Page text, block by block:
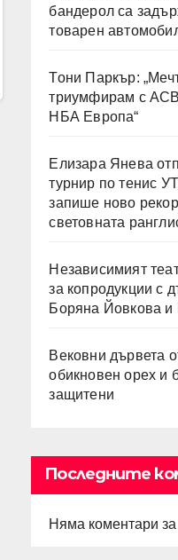
бандерол са
товарен
Тони Паркър:
триумфирам с
НБА Европа“
Елизара Янева
турнир по тенис
запише ново
световната
Независимият
за копродукции с
Боряна Йовкова
Вековни дървета
обикновен орех и
защитени
Последните
Няма коментари за